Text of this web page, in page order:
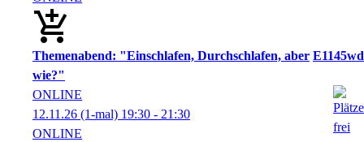
Themenabend: "Einschlafen, Durchschlafen, aber
wie?"
E1145wd
ONLINE
12.11.26 (1-mal) 19:30 - 21:30
ONLINE